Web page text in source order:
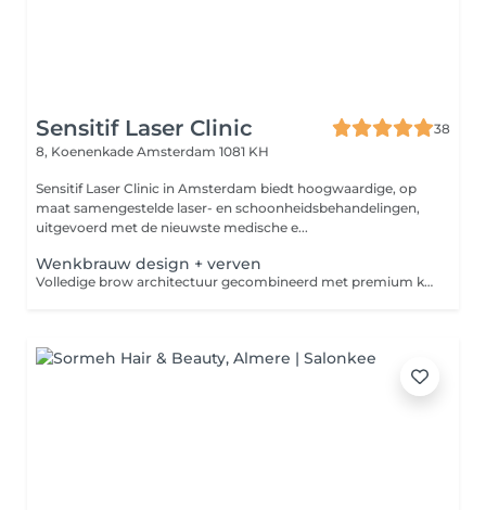
Sensitif Laser Clinic
38
8, Koenenkade Amsterdam 1081 KH
Sensitif Laser Clinic in Amsterdam biedt hoogwaardige, op
maat samengestelde laser- en schoonheidsbehandelingen,
uitgevoerd met de nieuwste medische e...
Wenkbrauw design + verven
Volledige brow architectuur gecombineerd met premium kleurbehandeling inclusief uitgebreide gezichtsanalyse, mappen, vorming en resultaatadvies voor thuisverzorging. Resultaat: Perfecte vorm en kleur, volledig op maat. de ultieme definitie voor uw wenkbrauwen.